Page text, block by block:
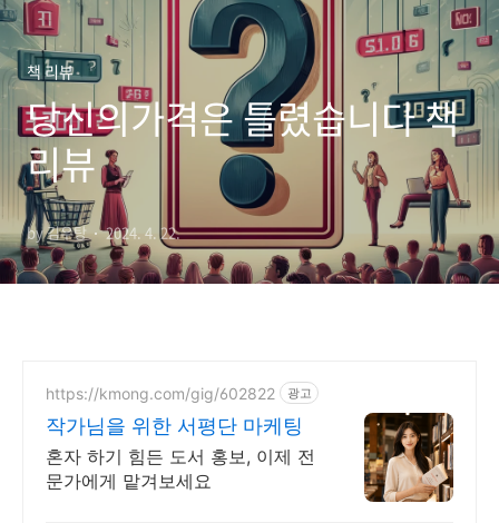
책 리뷰
당신의가격은 틀렸습니다 책
리뷰
by 김우탕 2024. 4. 22.
https://kmong.com/gig/602822 광고
작가님을 위한 서평단 마케팅
혼자 하기 힘든 도서 홍보, 이제 전
문가에게 맡겨보세요